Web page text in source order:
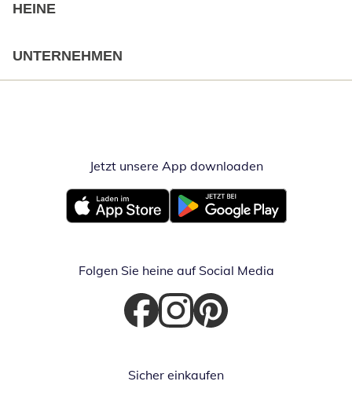
HEINE
UNTERNEHMEN
Jetzt unsere App downloadenÖffnet in
Öffnet in neuem FensterÖffnet in neuem Fenster
Folgen Sie heine auf Social Media
Öffnet in neuem Fenster
Öffnet in neuem Fenster
Öffnet in neuem Fenster
Sicher einkaufen